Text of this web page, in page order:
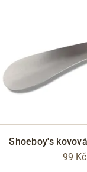
Shoeboy's
99 Kč